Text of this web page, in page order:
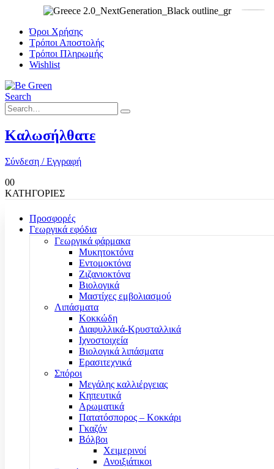
Όροι Χρήσης
Τρόποι Αποστολής
Τρόποι Πληρωμής
Wishlist
Search
Καλωσήλθατε
Σύνδεση / Εγγραφή
00
ΚΑΤΗΓΟΡΙΕΣ
Προσφορές
Γεωργικά εφόδια
Γεωργικά φάρμακα
Μυκητοκτόνα
Εντομοκτόνα
Ζιζανιοκτόνα
Βιολογικά
Μαστίχες εμβολιασμού
Λιπάσματα
Κοκκώδη
Διαφυλλικά-Κρυσταλλικά
Ιχνοστοιχεία
Βιολογικά λιπάσματα
Ερασιτεχνικά
Σπόροι
Μεγάλης καλλιέργειας
Κηπευτικά
Αρωματικά
Πατατόσπορος – Κοκκάρι
Γκαζόν
Βόλβοι
Χειμερινοί
Ανοιξιάτικοι